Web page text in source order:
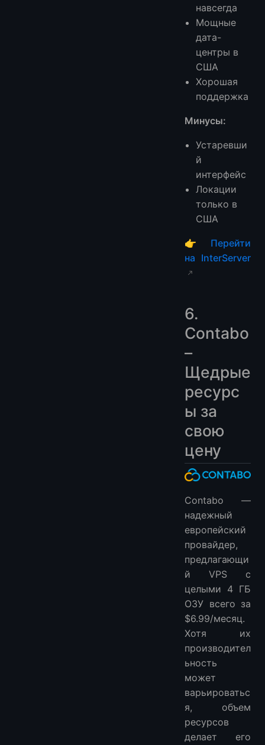
навсегда
Мощные
дата-
центры в
США
Хорошая
поддержка
Минусы:
Устаревши
й
интерфейс
Локации
только в
США
👉 Перейти
на InterServer
6.
Contabo
–
Щедрые
ресурс
ы за
свою
цену
Contabo —
надежный
европейский
провайдер,
предлагающи
й VPS с
целыми 4 ГБ
ОЗУ всего за
$6.99/месяц.
Хотя их
производител
ьность
может
варьироватьс
я, объем
ресурсов
делает его